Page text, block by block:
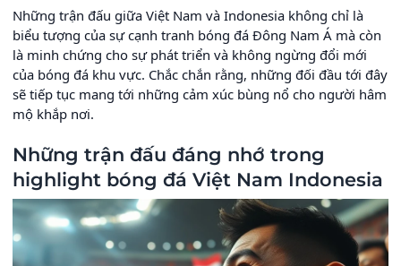
Những trận đấu giữa Việt Nam và Indonesia không chỉ là
biểu tượng của sự cạnh tranh bóng đá Đông Nam Á mà còn
là minh chứng cho sự phát triển và không ngừng đổi mới
của bóng đá khu vực. Chắc chắn rằng, những đối đầu tới đây
sẽ tiếp tục mang tới những cảm xúc bùng nổ cho người hâm
mộ khắp nơi.
Những trận đấu đáng nhớ trong
highlight bóng đá Việt Nam Indonesia